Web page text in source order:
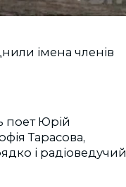
імена членів
поет Юрій
Тарасова,
і радіоведучий